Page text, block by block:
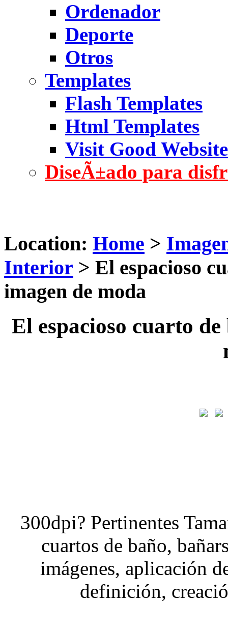
Ordenador
Deporte
Otros
Templates
Flash Templates
Html Templates
Visit Good Website
DiseÃ±ado para
Location: Home >
Interior > El espacioso
imagen de moda
El espacioso cuarto
300dpi? Pertinentes
cuartos de baño,
imágenes, aplicación
definición,